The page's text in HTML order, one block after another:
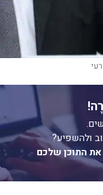
ולהשפיע?
את התוכן שלכם